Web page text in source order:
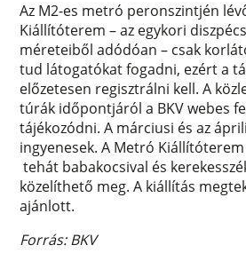
Az M2-es metró peronszintjén
Kiállítóterem – az egykori
méreteiből adódóan – csak
tud látogatókat fogadni, ezért a
előzetesen regisztrálni kell. A
túrák időpontjáról a BKV webes
tájékozódni. A márciusi és az
ingyenesek. A Metró
tehát babakocsival és
közelíthető meg. A kiállítás
ajánlott.
Forrás: BKV